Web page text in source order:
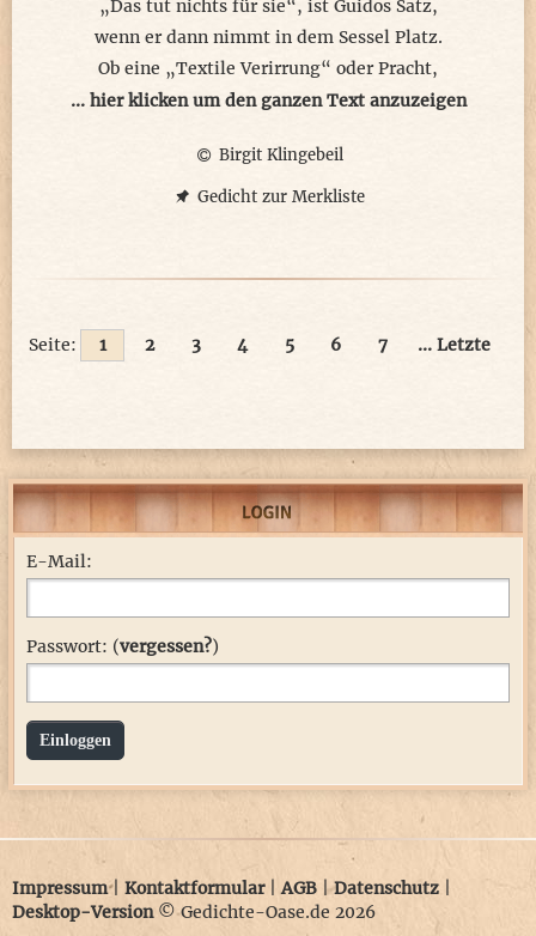
„Das tut nichts für sie“, ist Guidos Satz,
wenn er dann nimmt in dem Sessel Platz.
Ob eine „Textile Verirrung“ oder Pracht,
allen hat's immer viel Spaß gebracht.
Am Ende geht’s zum Laufsteg dann,
wo man die Zehn auch kriegen kann.
© Birgit Klingebeil
... hier klicken um den ganzen Text anzuzeigen
Birgit Klingebeil
Gedicht zur Merkliste
Seite: 1 2 3 4 5 6 7 ... Letzte
E-Mail:
Passwort: (vergessen?)
Einloggen
Impressum| Kontaktformular|AGB |Datenschutz
Desktop-Version© Gedichte-Oase.de 2026